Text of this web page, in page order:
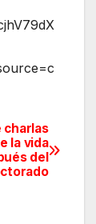
charlas
la vida
del